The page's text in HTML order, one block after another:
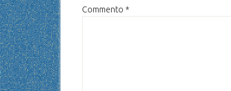
Commento *